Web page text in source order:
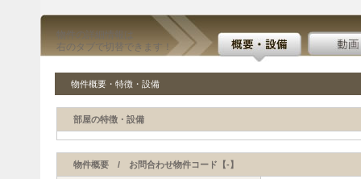
物件の詳細情報は
右のタブで切替できます！
物件概要・特徴・設備
部屋の特徴・設備
物件概要 / お問合わせ物件コード【-】